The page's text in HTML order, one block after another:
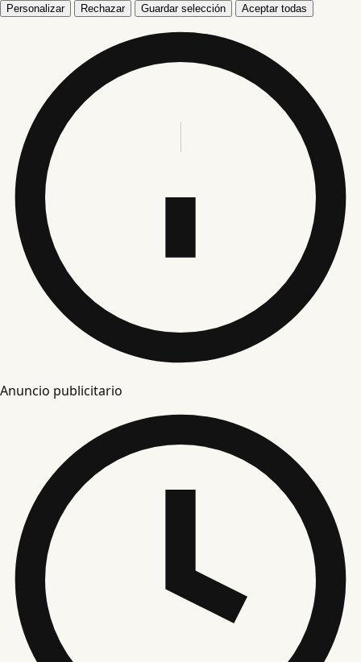
Personalizar Rechazar Guardar selección Aceptar todas
Anuncio publicitario